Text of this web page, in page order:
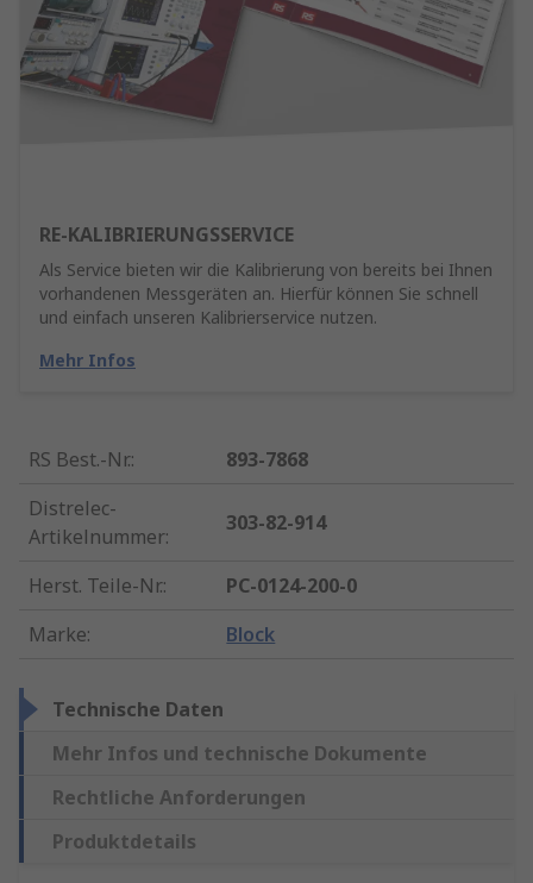
RE-KALIBRIERUNGSSERVICE
Als Service bieten wir die Kalibrierung von bereits bei Ihnen
vorhandenen Messgeräten an. Hierfür können Sie schnell
und einfach unseren Kalibrierservice nutzen.
Mehr Infos
RS Best.-Nr.:
893-7868
Distrelec-
Artikelnummer:
303-82-914
Herst. Teile-Nr.:
PC-0124-200-0
Marke: Block
Technische Daten
Mehr Infos und technische Dokumente
Rechtliche Anforderungen
Produktdetails